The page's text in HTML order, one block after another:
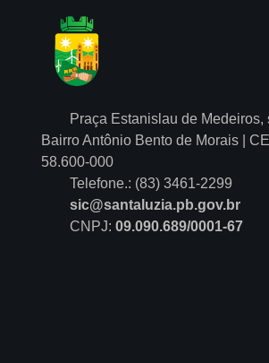
Praça Estanislau de Medeiros,
Bairro Antônio Bento de Morais |
58.600-000
Telefone.: (83) 3461-2299
sic@santaluzia.pb.gov.br
CNPJ: 09.090.689/0001-67